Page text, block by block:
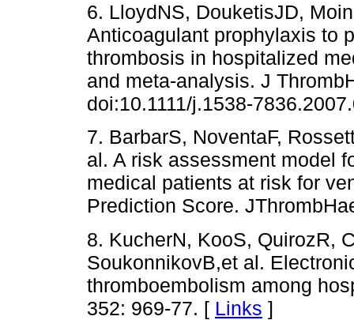
6. LloydNS, DouketisJD,
Anticoagulant prophylaxis to
thrombosis in hospitalized
and meta-analysis. J
doi:10.1111/j.1538-
7. BarbarS, NoventaF,
al. A risk assessment model
medical patients at risk for
Prediction Score.
8. KucherN, KooS, QuirozR,
SoukonnikovB,et al.
thromboembolism among
352: 969-77. [ Links ]